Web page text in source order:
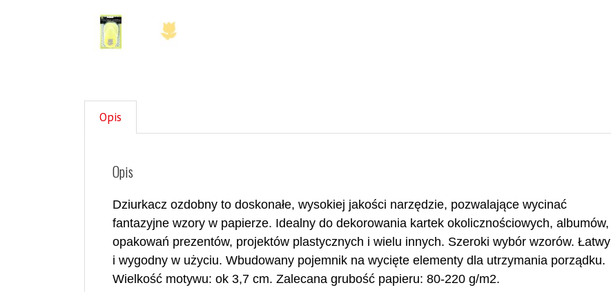
Opis
Opis
Dziurkacz ozdobny to doskonałe, wysokiej jakości narzędzie, pozwalające wycinać
fantazyjne wzory w papierze. Idealny do dekorowania kartek okolicznościowych, albumów,
opakowań prezentów, projektów plastycznych i wielu innych. Szeroki wybór wzorów. Łatwy
i wygodny w użyciu. Wbudowany pojemnik na wycięte elementy dla utrzymania porządku.
Wielkość motywu: ok 3,7 cm. Zalecana grubość papieru: 80-220 g/m2.